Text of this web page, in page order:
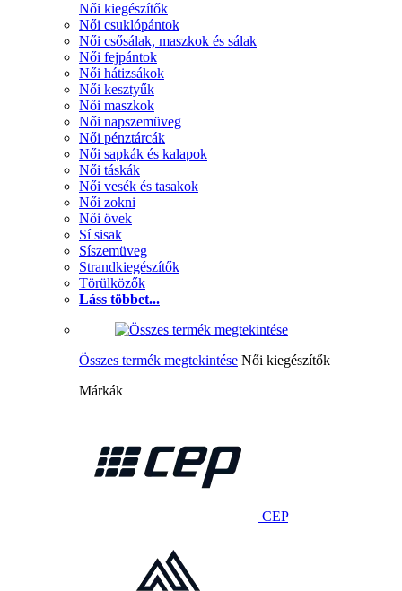
Női kiegészítők
Női csuklópántok
Női csősálak, maszkok és sálak
Női fejpántok
Női hátizsákok
Női kesztyűk
Női maszkok
Női napszemüveg
Női pénztárcák
Női sapkák és kalapok
Női táskák
Női vesék és tasakok
Női zokni
Női övek
Sí sisak
Síszemüveg
Strandkiegészítők
Törülközők
Láss többet...
Összes termék megtekintése Női kiegészítők
Márkák
CEP